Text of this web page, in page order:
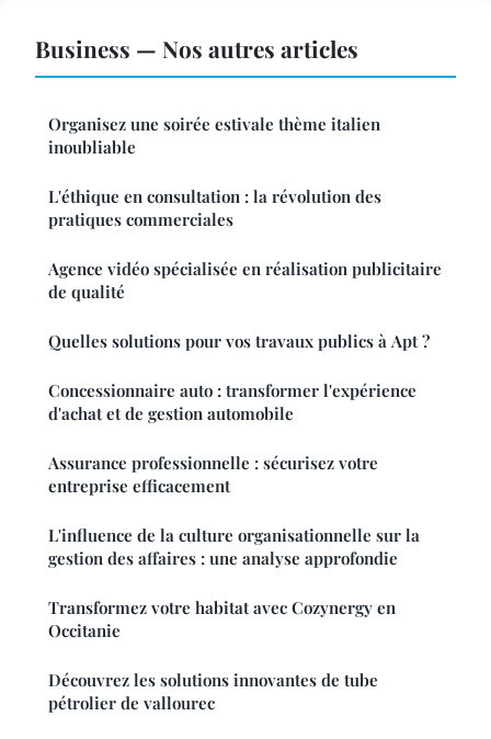
Business — Nos autres articles
Organisez une soirée estivale thème italien
inoubliable
L'éthique en consultation : la révolution des
pratiques commerciales
Agence vidéo spécialisée en réalisation publicitaire
de qualité
Quelles solutions pour vos travaux publics à Apt ?
Concessionnaire auto : transformer l'expérience
d'achat et de gestion automobile
Assurance professionnelle : sécurisez votre
entreprise efficacement
L'influence de la culture organisationnelle sur la
gestion des affaires : une analyse approfondie
Transformez votre habitat avec Cozynergy en
Occitanie
Découvrez les solutions innovantes de tube
pétrolier de vallourec